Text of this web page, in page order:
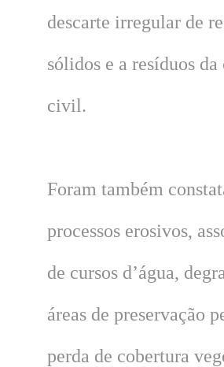
descarte irregular de
sólidos e a resíduos da
civil.
Foram também
processos erosivos,
de cursos d’água,
áreas de preservação
perda de cobertura